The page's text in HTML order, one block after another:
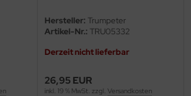
Hersteller: Trumpeter
Artikel-Nr.: TRU05332
Derzeit nicht lieferbar
26,95 EUR
inkl. 19 % MwSt. zzgl. Versandkosten